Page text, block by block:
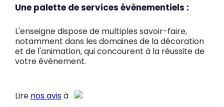
Une palette de services évènementiels :
L'enseigne dispose de multiples savoir-faire,
notamment dans les domaines de la décoration
et de l'animation, qui concourent à la réussite de
votre évènement.
Lire nos avisà